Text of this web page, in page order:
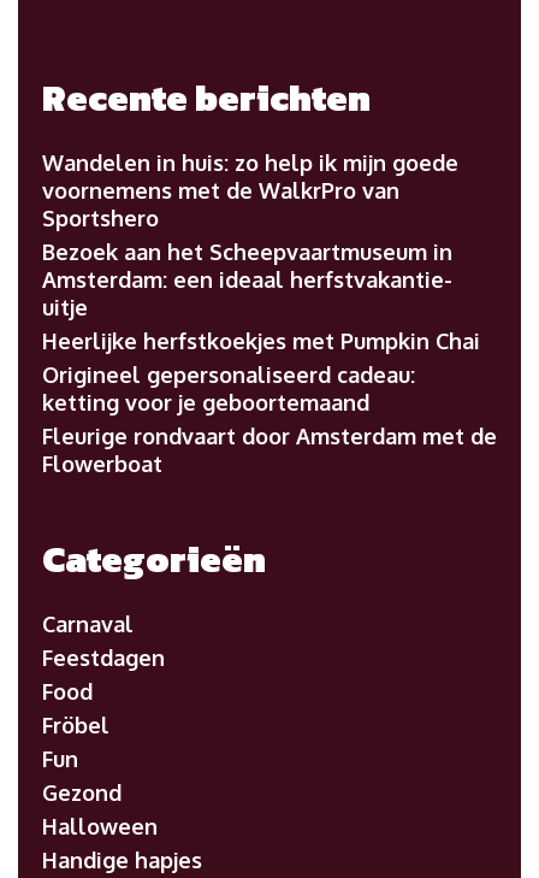
Recente berichten
Wandelen in huis: zo help ik mijn goede
voornemens met de WalkrPro van
Sportshero
Bezoek aan het Scheepvaartmuseum in
Amsterdam: een ideaal herfstvakantie-
uitje
Heerlijke herfstkoekjes met Pumpkin Chai
Origineel gepersonaliseerd cadeau:
ketting voor je geboortemaand
Fleurige rondvaart door Amsterdam met de
Flowerboat
Categorieën
Carnaval
Feestdagen
Food
Fröbel
Fun
Gezond
Halloween
Handige hapjes